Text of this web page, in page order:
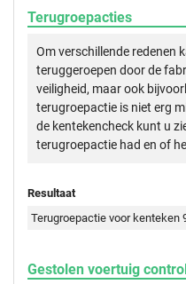
Terugroepacties
Om verschillende redenen
teruggeroepen door de
veiligheid, maar ook
terugroepactie is niet erg
de kentekencheck kunt u
terugroepactie had en of
Resultaat
Terugroepactie voor kenteken
Gestolen voertuig